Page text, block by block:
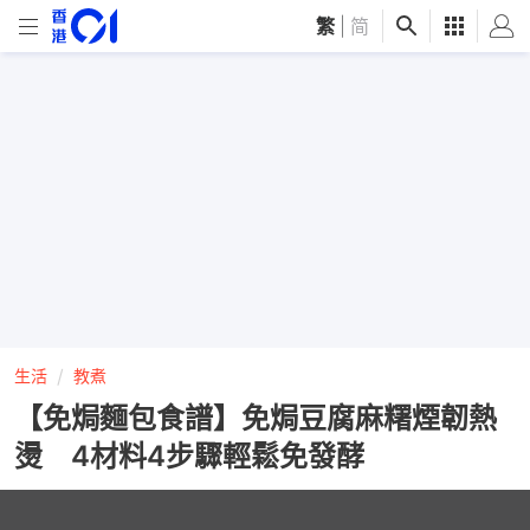
繁 简
生活 教煮
【免焗麵包食譜】免焗豆腐麻糬煙韌熱
燙 4材料4步驟輕鬆免發酵